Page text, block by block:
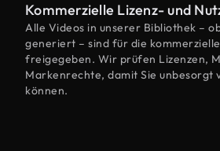
Kommerzielle Lizenz- und
Alle Videos in unserer Bibliothek –
generiert – sind für die
freigegeben. Wir prüfen Lizenzen,
Markenrechte, damit Sie unbesorgt
können.